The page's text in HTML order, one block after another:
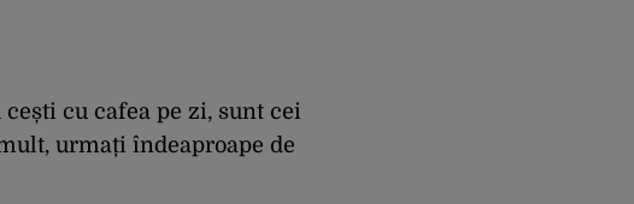
cu cafea pe zi, sunt cei
urmați îndeaproape de